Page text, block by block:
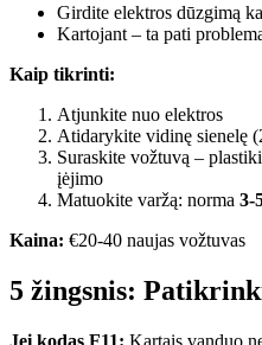
Girdite elektros dūzgimą
Kartojant – ta pati
Kaip tikrinti:
Atjunkite nuo elektros
Atidarykite vidinę sienelę
Suraskite vožtuvą –
įėjimo
Matuokite varžą: norma 3-
Kaina: €20-40 naujas vožtuvas
5 žingsnis:
Jei kodas F11: Kartais vanduo